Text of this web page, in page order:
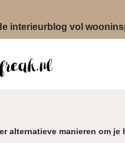
interieurblog vol
alternatieve manieren om je